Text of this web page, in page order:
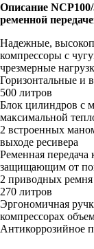
Описание
ременной
Надежные,
компрессоры с
чрезмерные
Горизонтальные и
500 литров
Блок цилиндров с
максимальной
2 встроенных
выходе ресивера
Ременная
защищающим от
2 приводных
270 литров
Эргономичная
компрессорах
Антикоррозийное